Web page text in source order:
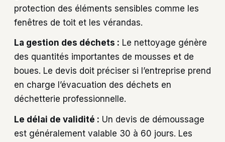
protection des éléments sensibles comme les
fenêtres de toit et les vérandas.
La gestion des déchets : Le nettoyage génère
des quantités importantes de mousses et de
boues. Le devis doit préciser si l’entreprise prend
en charge l’évacuation des déchets en
déchetterie professionnelle.
Le délai de validité : Un devis de démoussage
est généralement valable 30 à 60 jours. Les